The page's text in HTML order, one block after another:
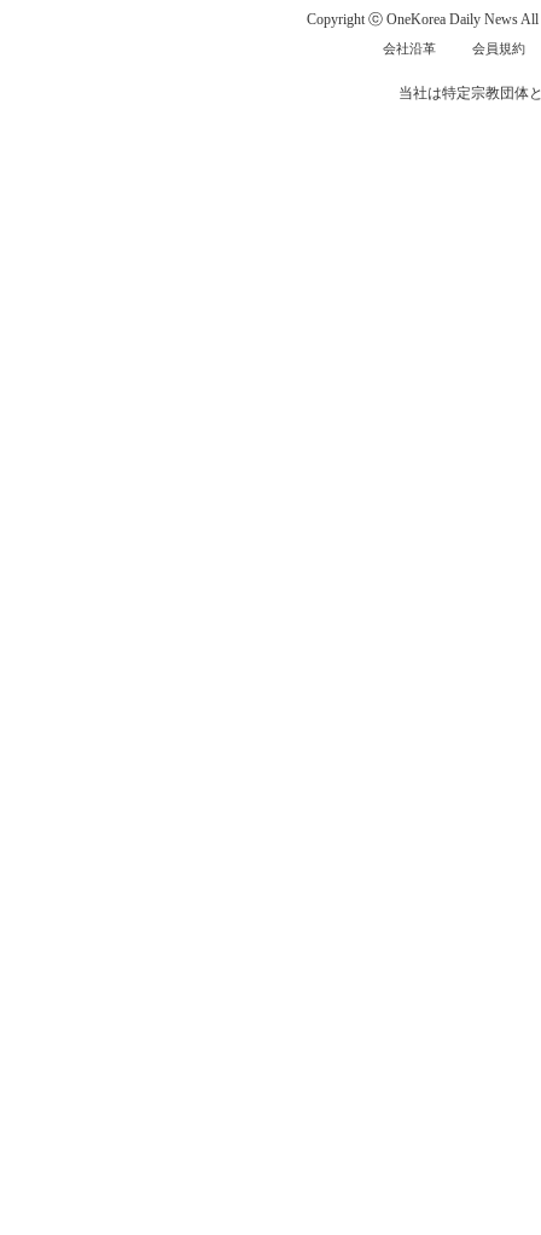
Copyright ⓒ OneKorea Daily News All
会社沿革 会員規約
当社は特定宗教団体